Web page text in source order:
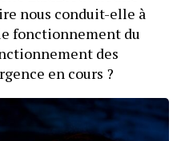
nous conduit-elle à
fonctionnement du
des
en cours ?